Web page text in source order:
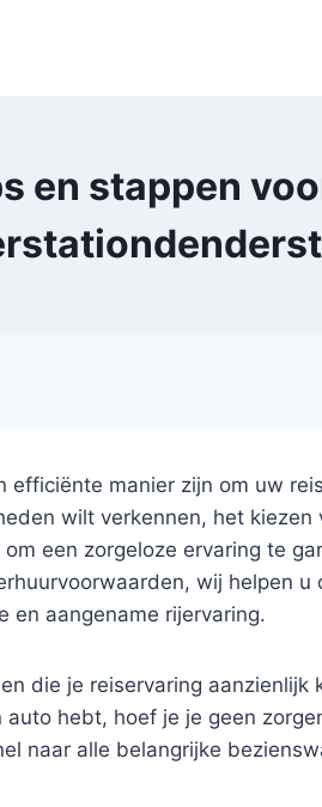
en stappen
manier zijn om uw
wilt verkennen, het
een zorgeloze ervaring te
wij helpen
en aangename rijervaring.
die je reiservaring
auto hebt, hoef je je geen
naar alle belangrijke